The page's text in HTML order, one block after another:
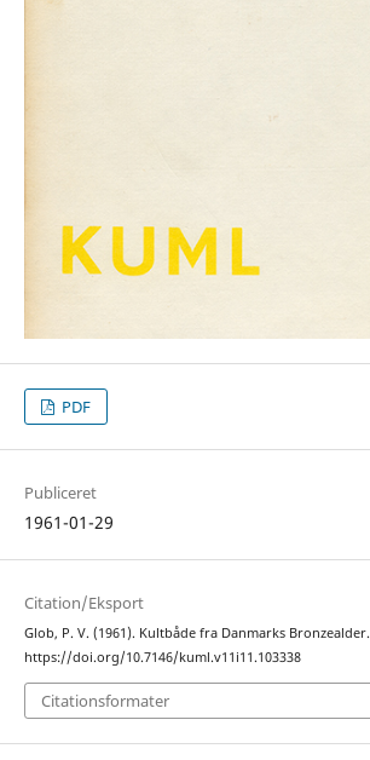
PDF
Publiceret
1961-01-29
Citation/Eksport
Glob, P. V. (1961). Kultbåde fra Danmarks Bronzealder.
https://doi.org/10.7146/kuml.v11i11.103338
Citationsformater